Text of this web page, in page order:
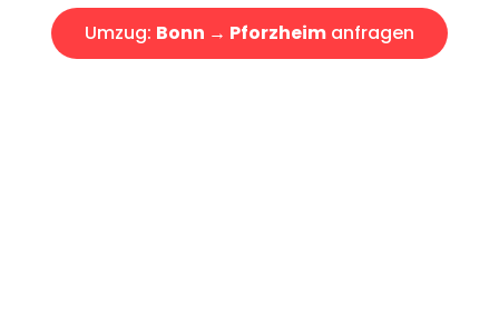
Umzug: Bonn → Pforzheim anfragen